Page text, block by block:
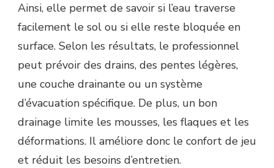
Ainsi, elle permet de savoir si l’eau traverse
facilement le sol ou si elle reste bloquée en
surface. Selon les résultats, le professionnel
peut prévoir des drains, des pentes légères,
une couche drainante ou un système
d’évacuation spécifique. De plus, un bon
drainage limite les mousses, les flaques et les
déformations. Il améliore donc le confort de jeu
et réduit les besoins d’entretien.